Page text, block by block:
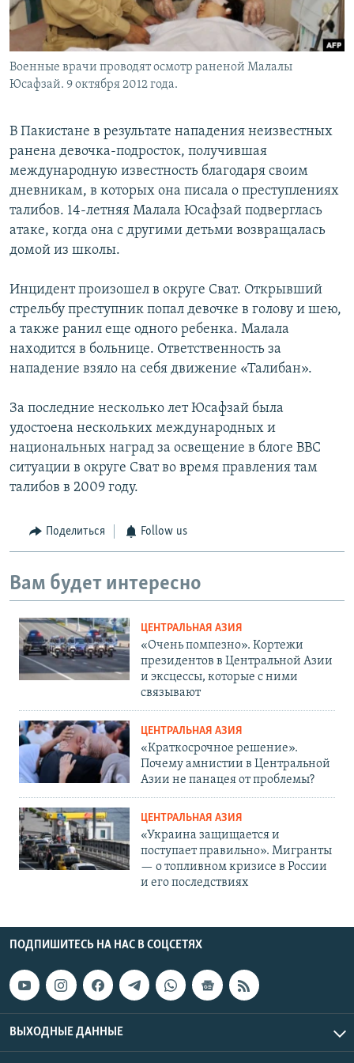
Военные врачи проводят осмотр раненой Малалы
Юсафзай. 9 октября 2012 года.
В Пакистане в результате нападения неизвестных
ранена девочка-подросток, получившая
международную известность благодаря своим
дневникам, в которых она писала о преступлениях
талибов. 14-летняя Малала Юсафзай подверглась
атаке, когда она c другими детьми возвращалась
домой из школы.
Инцидент произошел в округе Сват. Открывший
стрельбу преступник попал девочке в голову и шею,
а также ранил еще одного ребенка. Малала
находится в больнице. Ответственность за
нападение взяло на себя движение «Талибан».
За последние несколько лет Юсафзай была
удостоена нескольких международных и
национальных наград за освещение в блоге BBC
ситуации в округе Сват во время правления там
талибов в 2009 году.
Поделиться Follow us
Вам будет интересно
ЦЕНТРАЛЬНАЯ АЗИЯ
«Очень помпезно». Кортежи
президентов в Центральной Азии
и эксцессы, которые с ними
связывают
ЦЕНТРАЛЬНАЯ АЗИЯ
«Краткосрочное решение».
Почему амнистии в Центральной
Азии не панацея от проблемы?
ЦЕНТРАЛЬНАЯ АЗИЯ
«Украина защищается и
поступает правильно». Мигранты
— о топливном кризисе в России
и его последствиях
ПОДПИШИТЕСЬ НА НАС В СОЦСЕТЯХ
ВЫХОДНЫЕ ДАННЫЕ